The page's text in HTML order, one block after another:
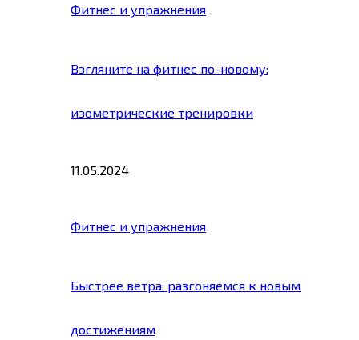
Фитнес и упражнения
Взгляните на фитнес по-новому:
изометрические тренировки
11.05.2024
Фитнес и упражнения
Быстрее ветра: разгоняемся к новым
достижениям